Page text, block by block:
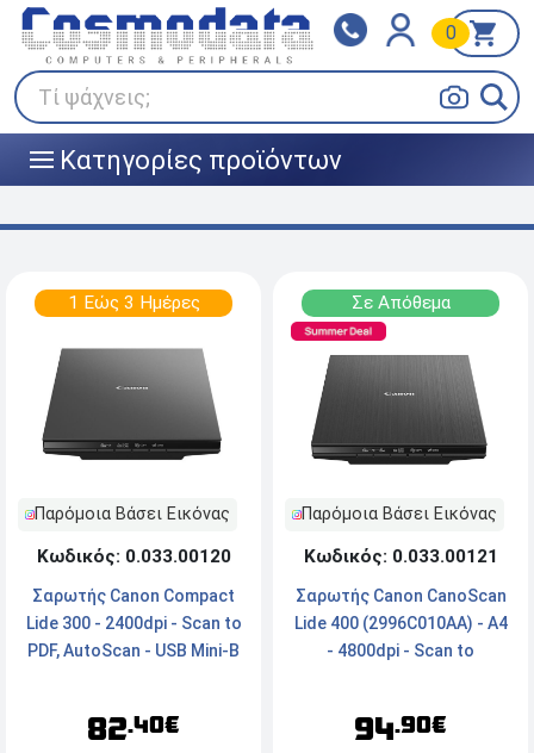
Τί ψάχνεις;
0
||| Κατηγορίες προϊόντων
Klarna
Πληρώστε σε 3
άτοκες δόσεις
BOX NOW
1 Εώς 3 Ημέρες
Παρόμοια Βάσει Εικόνας
Κωδικός: 0.033.00120
Σαρωτής Canon Compact
Lide 300 - 2400dpi - Scan to
PDF, AutoScan - USB Mini-Β
82.40€
Σε Απόθεμα
Παρόμοια Βάσει Εικόνας
Κωδικός: 0.033.00121
Σαρωτής Canon CanoScan
Lide 400 (2996C010AA) - Α4
- 4800dpi - Scan to
94.90€